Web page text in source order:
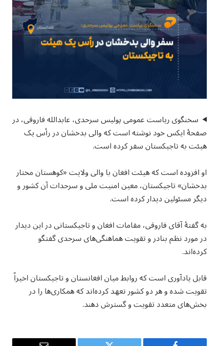
سخنگوی ریاست عمومی پولیس سرحدی، عابدالله فاروقی، در
صفحۀ ایکس خود نوشته است که والی بدخشان در رأس یک
هیئت به تاجیکستان سفر کرده است.
او افزوده است که هیئت افغان با والی ولایت «کوهستان مختار
بدخشان» تاجیکستان، معین امنیت ملی و سرحدات آن کشور و
دیگر مسئولین دیدار کرده است.
به گفتۀ آقای فاروقی، مقامات افغان و تاجیکستانی در این دیدار
در مورد نظم بنادر و تقویت هماهنگی‌های سرحدی گفتگو
کرده‌اند.
قابل یادآوری است که روابط میان افغانستان و تاجیکستان اخیراً
تقویت شده و هر دو کشور تعهد کرده‌اند که همکاری‌ها را در
بخش‌های متعدد تقویت و گسترش دهند.